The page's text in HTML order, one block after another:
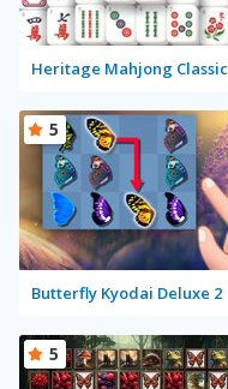
Heritage Mahjong Classic
Butterfly Kyodai Deluxe 2
5
5